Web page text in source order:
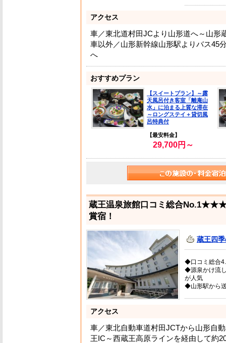
アクセス
車／東北道村田JCより山形道へ～山形
車以外／山形新幹線山形駅よりバス45
へ
おすすめプラン
【スイートプラン】～露
天風呂付き客室「離庵山
水」に泊まる上質な滞在
～ロングステイ＋貸切風
呂特典付
【最安料金】
29,700円～
蔵王温泉旅館口コミ総合
賞宿！
蔵王四
◆口コミ総合
◆源泉かけ流
が人気
◆山形駅から
アクセス
車／東北自動車道村田JCTから山形自
王IC～西蔵王高原ラインを経由して約